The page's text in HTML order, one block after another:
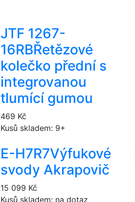
JTF 1267-
16RBŘetězové
kolečko přední s
integrovanou
tlumící gumou
469 Kč
Kusů skladem: 9+
E-H7R7Výfukové
svody Akrapovič
15 099 Kč
Kusů skladem: na dotaz